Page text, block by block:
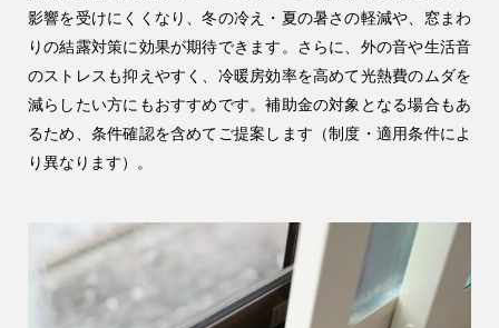
影響を受けにくくなり、冬の冷え・夏の暑さの軽減や、窓まわ
りの結露対策に効果が期待できます。さらに、外の音や生活音
のストレスも抑えやすく、冷暖房効率を高めて光熱費のムダを
減らしたい方にもおすすめです。補助金の対象となる場合もあ
るため、条件確認を含めてご提案します（制度・適用条件によ
り異なります）。